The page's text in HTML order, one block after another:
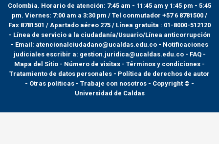
Colombia. Horario de atención: 7:45 am - 11:45 am y 1:45 pm - 5:45
pm. Viernes: 7:00 am a 3:30 pm / Tel conmutador +57 6 8781500 /
Fax 8781501 / Apartado aéreo 275 / Línea gratuita : 01-8000-512120
- Línea de servicio a la ciudadanía/Usuario/Línea anticorrupción
- Email: atencionalciudadano@ucaldas.edu.co - Notificaciones
judiciales escribir a: gestion.juridica@ucaldas.edu.co - FAQ -
Mapa del Sitio - Número de visitas - Términos y condiciones -
Tratamiento de datos personales - Política de derechos de autor
- Otras políticas - Trabaje con nosotros - Copyright © -
Universidad de Caldas